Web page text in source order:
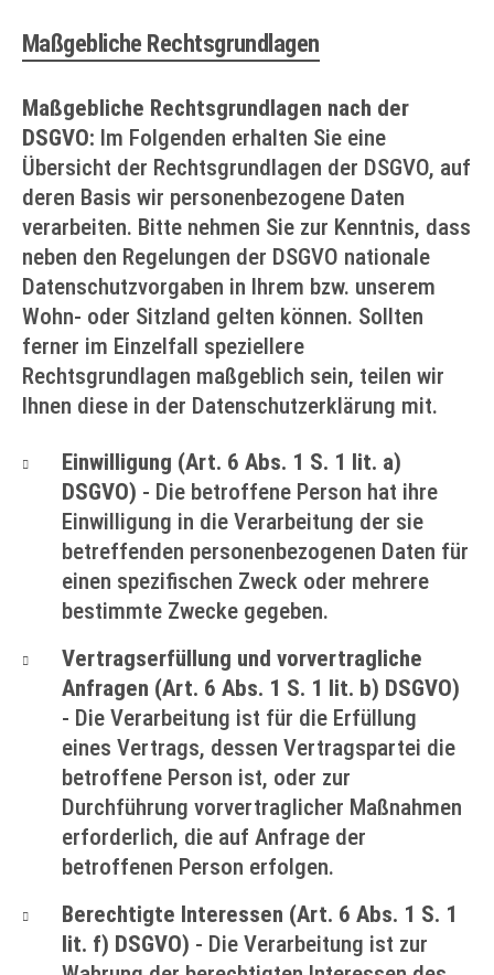
Maßgebliche Rechtsgrundlagen
Maßgebliche Rechtsgrundlagen nach der
DSGVO: Im Folgenden erhalten Sie eine
Übersicht der Rechtsgrundlagen der DSGVO, auf
deren Basis wir personenbezogene Daten
verarbeiten. Bitte nehmen Sie zur Kenntnis, dass
neben den Regelungen der DSGVO nationale
Datenschutzvorgaben in Ihrem bzw. unserem
Wohn- oder Sitzland gelten können. Sollten
ferner im Einzelfall speziellere
Rechtsgrundlagen maßgeblich sein, teilen wir
Ihnen diese in der Datenschutzerklärung mit.
Einwilligung (Art. 6 Abs. 1 S. 1 lit. a)
DSGVO) - Die betroffene Person hat ihre
Einwilligung in die Verarbeitung der sie
betreffenden personenbezogenen Daten für
einen spezifischen Zweck oder mehrere
bestimmte Zwecke gegeben.
Vertragserfüllung und vorvertragliche
Anfragen (Art. 6 Abs. 1 S. 1 lit. b) DSGVO)
- Die Verarbeitung ist für die Erfüllung
eines Vertrags, dessen Vertragspartei die
betroffene Person ist, oder zur
Durchführung vorvertraglicher Maßnahmen
erforderlich, die auf Anfrage der
betroffenen Person erfolgen.
Berechtigte Interessen (Art. 6 Abs. 1 S. 1
lit. f) DSGVO) - Die Verarbeitung ist zur